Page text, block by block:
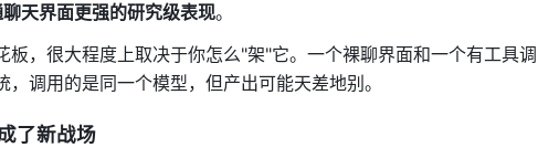
天界面更强的研究级表现。
板，很大程度上取决于你怎么"架"它。一个裸聊界面和一个有工具调
调用的是同一个模型，但产出可能天差地别。
了新战场